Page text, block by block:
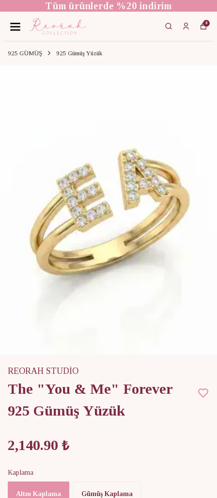
Tüm ürünlerde %20 indirim
0
925 GÜMÜŞ 925 Gümüş Yüzük
REORAH STUDİO
The "You & Me" Forever
925 Gümüş Yüzük
2,140.90 ₺
Kaplama
Altın Kaplama Gümüş Kaplama